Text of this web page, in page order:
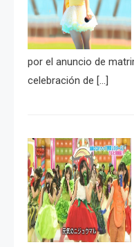
por el anuncio de
celebración de […]